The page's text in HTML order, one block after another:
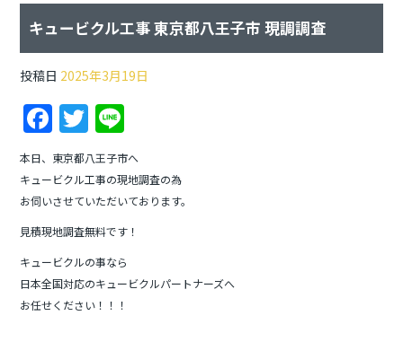
キュービクル工事 東京都八王子市 現調調査
投稿日 2025年3月19日
F
a
c
e
b
o
o
k
T
w
itt
er
n
e
本日、東京都八王子市へ
キュービクル工事の現地調査の為
お伺いさせていただいております。
見積現地調査無料です！
キュービクルの事なら
日本全国対応のキュービクルパートナーズへ
お任せください！！！